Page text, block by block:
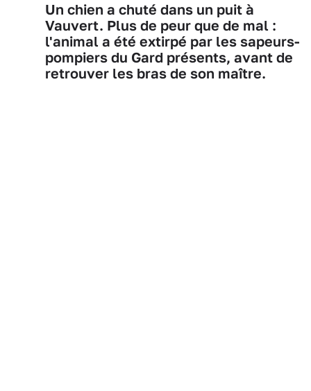
Un chien a chuté dans un puit à
Vauvert. Plus de peur que de mal :
l'animal a été extirpé par les sapeurs-
pompiers du Gard présents, avant de
retrouver les bras de son maître.